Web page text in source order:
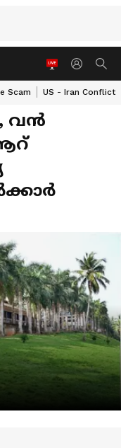
Scam US - Iran Conflict
വൻ